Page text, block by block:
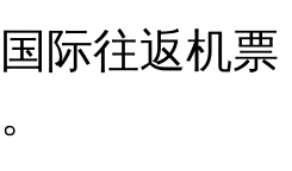
际往返机